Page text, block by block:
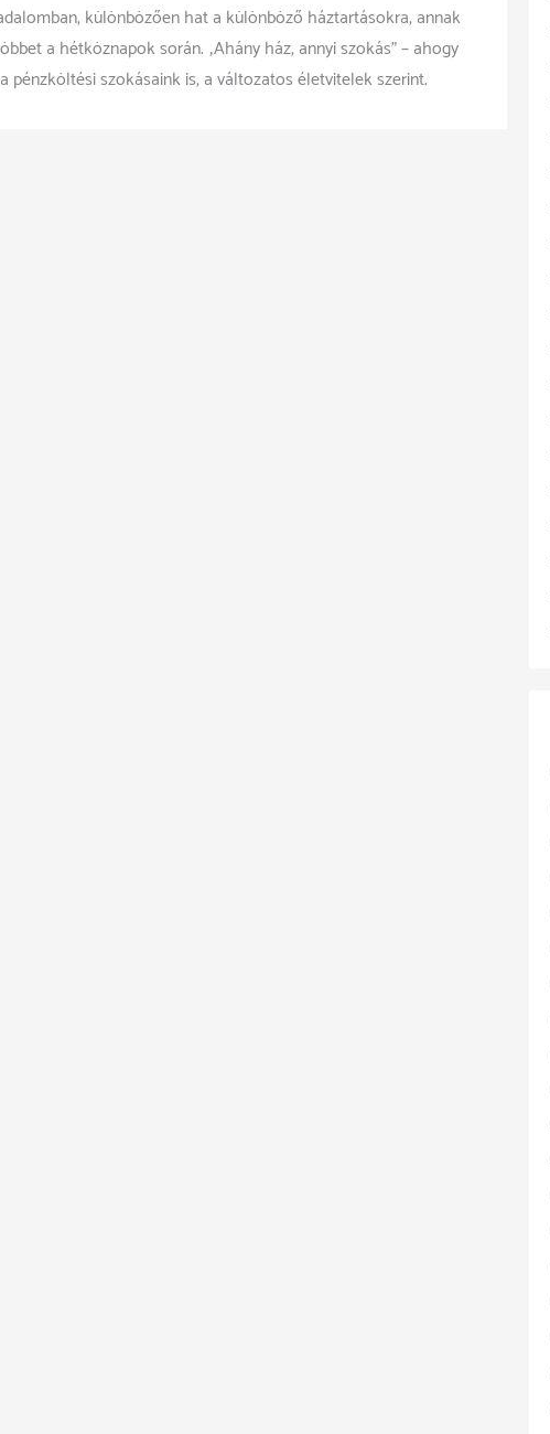
különbözően hat a különböző háztartásokra, annak
a hétköznapok során. „Ahány ház, annyi szokás” – ahogy
pénzköltési szokásaink is, a változatos életvitelek szerint.